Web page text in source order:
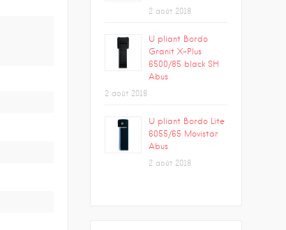
2 août 2018
U pliant Bordo
Granit X-Plus
6500/85 black SH
Abus
2 août 2018
U pliant Bordo Lite
6055/65 Movistar
Abus
2 août 2018